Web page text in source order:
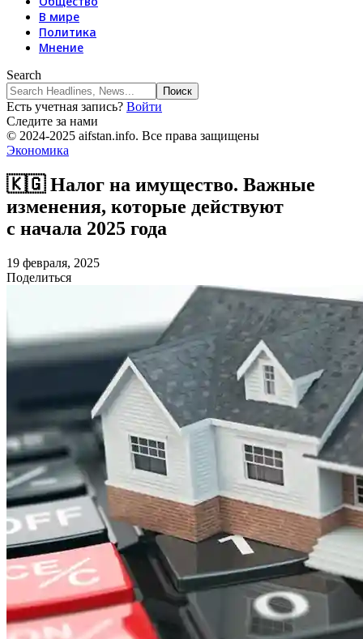
В мире
Политика
Мнение
Search
Есть учетная запись? Войти
Следите за нами
© 2024-2025 aifstan.info. Все права защищены
Экономика
🇰🇬 Налог на имущество. Важные
изменения, которые действуют
с начала 2025 года
19 февраля, 2025
Поделиться